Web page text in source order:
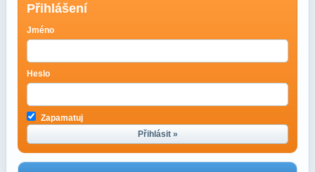
Přihlášení
Jméno
Heslo
Zapamatuj
Přihlásit »